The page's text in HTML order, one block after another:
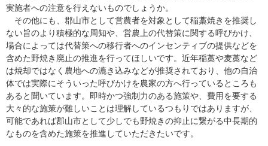
実施者への注意を行えないものでしょうか。
その他にも、郡山市として営農者を対象として稲藁焼きを推奨し
ない旨のより積極的な周知や、営農上の代替策に関する呼びかけ、
場合によっては代替策への移行者へのインセンティブの提供などを
含めた野焼き廃止の推進を行ってほしいです。近年稲藁や麦藁など
は焼却ではなく農地への漉き込みなどが推奨されており、他の自治
体では実際にそういった呼びかけを農家の方へ行っているところも
あると聞いています。即時かつ強制力のある施策や、費用を要する
大々的な施策が難しいことは理解しているつもりではありますが、
可能であれば郡山市として少しでも野焼きの抑止に繋がる中長期的
なものを含めた施策を推進していただきたいです。